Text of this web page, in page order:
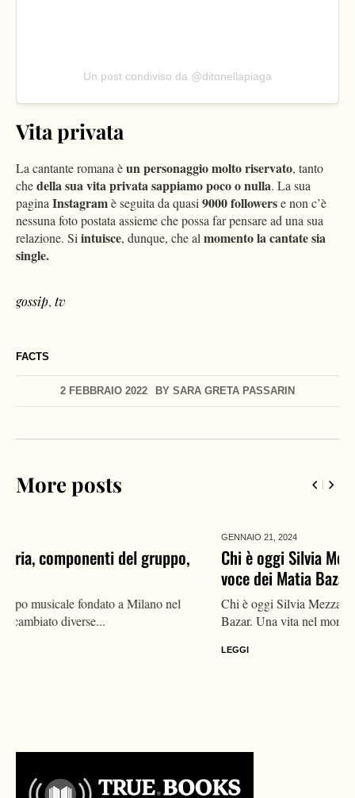
FACTS
2 FEBBRAIO 2022 BY SARA GRETA PASSARIN
Un post condiviso da @ditonellapiaga
Vita privata
La cantante romana èun personaggio molto riservato, tanto
chedella sua vita privata sappiamo poco o nulla. La sua
pagina Instagramè seguita da quasi 9000 followerse non c’è
nessuna foto postata assieme che possa far pensare ad una sua
relazione. Si intuisce, dunque, che al momento la cantate sia
single.
gossip, tv
More posts
Chi è oggi Silvia Mezzanotte, vita privata dell’ex
voce dei Matia Bazar: compagno, canzoni, malattia
Chi è oggi Silvia Mezzanotte, nota cantante ed ex voce dei Matia
Bazar. Una vita nel mondo della musica, si...